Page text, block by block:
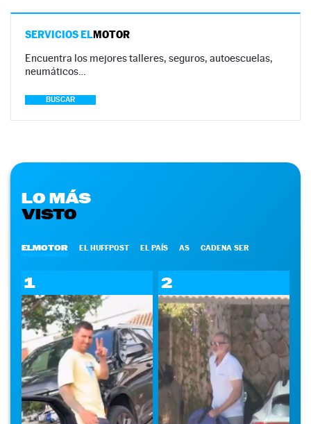
SERVICIOS ELMOTOR
Encuentra los mejores talleres, seguros, autoescuelas,
neumáticos…
BUSCAR
LO MÁS
VISTO
ELMOTOR EL HUFFPOST EL PAÍS AS CADENA SER
1 2